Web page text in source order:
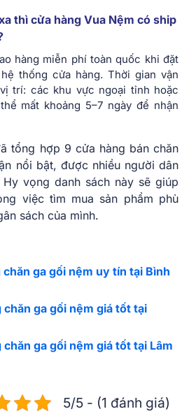
thì cửa hàng Vua Nệm có ship
hàng miễn phí toàn quốc khi đặt
thống cửa hàng. Thời gian vận
trí: các khu vực ngoại tỉnh hoặc
mất khoảng 5–7 ngày để nhận
tổng hợp 9 cửa hàng bán chăn
nổi bật, được nhiều người dân
vọng danh sách này sẽ giúp
việc tìm mua sản phẩm phù
sách của mình.
chăn ga gối nệm uy tín tại Bình
chăn ga gối nệm giá tốt tại
chăn ga gối nệm giá tốt tại Lâm
5/5 - (1 đánh giá)